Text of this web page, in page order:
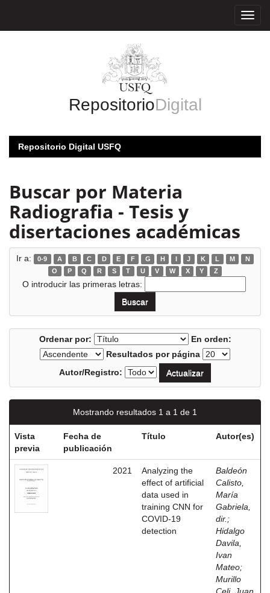
RepositorioDigital
Repositorio Digital USFQ
Buscar por Materia
Radiografia - Tesis y
disertaciones académicas
Ir a: 0-9 A B C D E F G H I J K L M
N
O
P Q R S T U V W X Y Z
O introducir las primeras letras:
Ordenar por:
En orden:
Resultados por página
Autor/Registro:
Mostrando resultados 1 a 1 de 1
Vista
previa
Fecha de
publicación
Título Autor(es)
2021
Analyzing the
effect of artificial
data used in
training CNN for
COVID-19
detection
Baldeón
Calisto,
María
Gabriela,
dir. ;
Hidalgo
Davila,
Ivan
Mateo;
Murillo